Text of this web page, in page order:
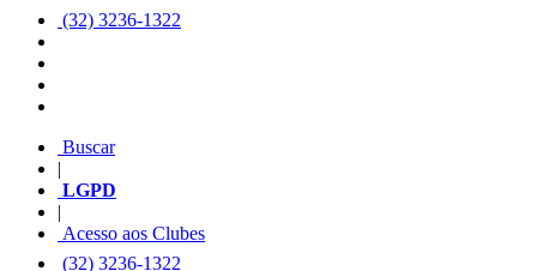
(32) 3236-1322
Buscar
|
LGPD
|
Acesso aos Clubes
(32) 3236-1322